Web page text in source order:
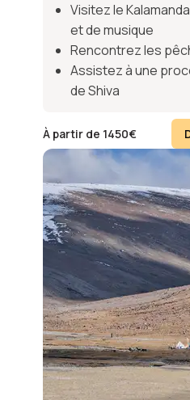
Visitez le
et de musique
Rencontrez les
Assistez à une
de Shiva
À partir de 1450€